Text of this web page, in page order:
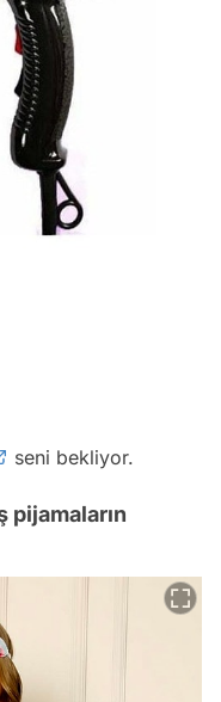
seni bekliyor.
pijamaların